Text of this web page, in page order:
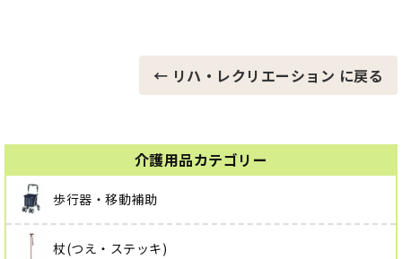
介護用品カテゴリー
歩行器・移動補助
杖(つえ・ステッキ)
← リハ・レクリエーション に戻る